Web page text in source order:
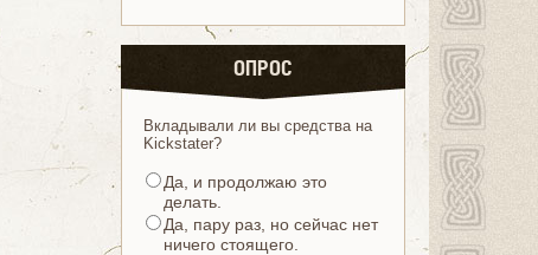
ОПРОС
Вкладывали ли вы средства на
Kickstater?
Да, и продолжаю это
делать.
Да, пару раз, но сейчас нет
ничего стоящего.